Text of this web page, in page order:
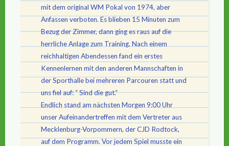
mit dem original WM Pokal von 1974, aber
Anfassen verboten. Es blieben 15 Minuten zum
Bezug der Zimmer, dann ging es raus auf die
herrliche Anlage zum Training. Nach einem
reichhaltigen Abendessen fand ein erstes
Kennenlernen mit den anderen Mannschaften in
der Sporthalle bei mehreren Parcouren statt und
uns fiel auf: “ Sind die gut.“
Endlich stand am nächsten Morgen 9:00 Uhr
unser Aufeinandertreffen mit dem Vertreter aus
Mecklenburg-Vorpommern, der CJD Rodtock,
auf dem Programm. Vor jedem Spiel musste ein